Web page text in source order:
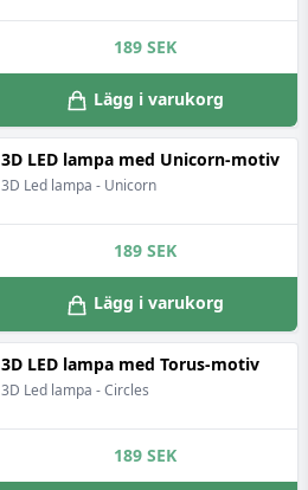
189 SEK
Lägg i varukorg
3D LED lampa med Unicorn-motiv
3D Led lampa - Unicorn
189 SEK
Lägg i varukorg
3D LED lampa med Torus-motiv
3D Led lampa - Circles
189 SEK